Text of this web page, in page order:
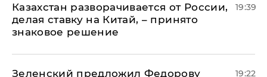
Казахстан разворачивается от России,
делая ставку на Китай, – принято
знаковое решение
19:39
Зеленский предложил Федорову
19:22